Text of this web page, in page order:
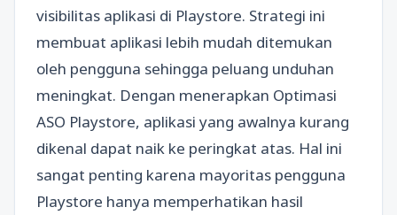
visibilitas aplikasi di Playstore. Strategi ini
membuat aplikasi lebih mudah ditemukan
oleh pengguna sehingga peluang unduhan
meningkat. Dengan menerapkan Optimasi
ASO Playstore, aplikasi yang awalnya kurang
dikenal dapat naik ke peringkat atas. Hal ini
sangat penting karena mayoritas pengguna
Playstore hanya memperhatikan hasil